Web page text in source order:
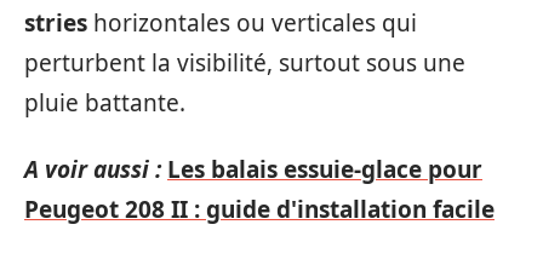
stries horizontales ou verticales qui
perturbent la visibilité, surtout sous une
pluie battante.
A voir aussi : Les balais essuie-glace pour
Peugeot 208 II : guide d'installation facile